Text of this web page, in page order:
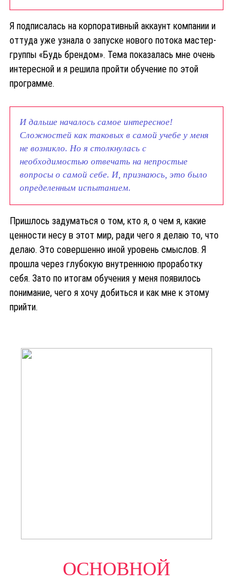
Я подписалась на корпоративный аккаунт компании и
оттуда уже узнала о запуске нового потока мастер-
группы «Будь брендом». Тема показалась мне очень
интересной и я решила пройти обучение по этой
программе.
И дальше началось самое интересное!
Сложностей как таковых в самой учебе у меня
не возникло. Но я столкнулась с
необходимостью отвечать на непростые
вопросы о самой себе. И, признаюсь, это было
определенным испытанием.
Пришлось задуматься о том, кто я, о чем я, какие
ценности несу в этот мир, ради чего я делаю то, что
делаю. Это совершенно иной уровень смыслов. Я
прошла через глубокую внутреннюю проработку
себя. Зато по итогам обучения у меня появилось
понимание, чего я хочу добиться и как мне к этому
прийти.
ОСНОВНОЙ